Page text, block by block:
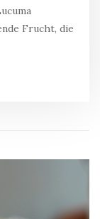
Frucht, die